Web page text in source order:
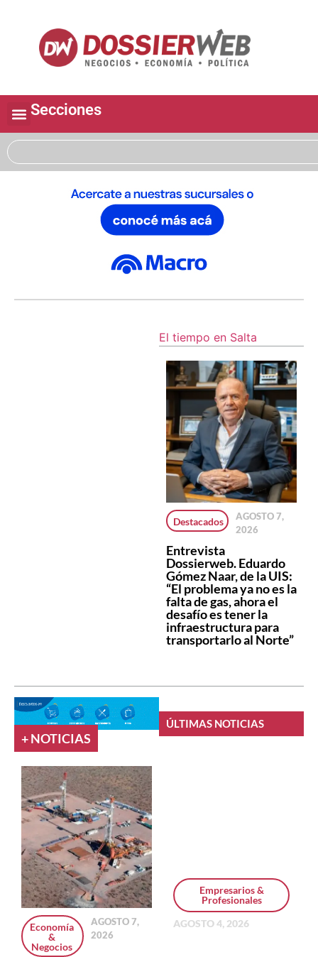
Secciones
Cayeron en Salta
los
patentamientos
de vehículos 0km.
durante el mes de
julio
El tiempo en Salta
Destacados
AGOSTO 7,
2026
Entrevista
Dossierweb. Eduardo
Gómez Naar, de la UIS:
“El problema ya no es la
falta de gas, ahora el
desafío es tener la
infraestructura para
transportarlo al Norte”
+ NOTICIAS
Economía
&
Negocios
AGOSTO 7,
2026
ÚLTIMAS NOTICIAS
Empresarios &
Profesionales
AGOSTO 4, 2026